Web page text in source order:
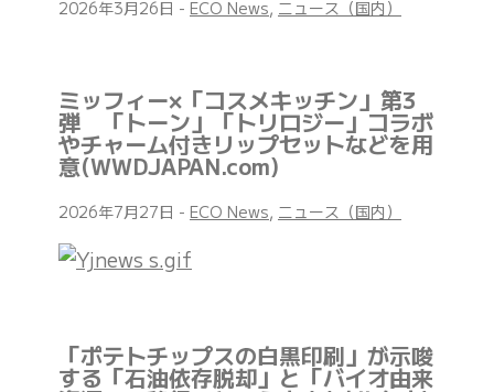
2026年3月26日 - ECO News, ニュース（国内）
ミッフィー×「コスメキッチン」第3
弾 「トーン」「トリロジー」コラボ
やチャーム付きリップセットなどを用
意(WWDJAPAN.com)
2026年7月27日 - ECO News, ニュース（国内）
「ポテトチップスの白黒印刷」が示唆
する「石油依存脱却」と「バイオ由来